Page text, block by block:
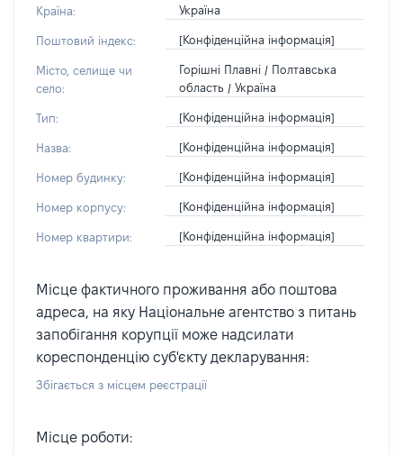
Країна: Україна
Поштовий індекс: [Конфіденційна інформація]
Місто, селище чи
село:
Горішні Плавні / Полтавська
область / Україна
Тип: [Конфіденційна інформація]
Назва: [Конфіденційна інформація]
Номер будинку: [Конфіденційна інформація]
Номер корпусу: [Конфіденційна інформація]
Номер квартири: [Конфіденційна інформація]
Місце фактичного проживання або поштова
адреса, на яку Національне агентство з питань
запобігання корупції може надсилати
кореспонденцію суб'єкту декларування:
Збігається з місцем реєстрації
Місце роботи: